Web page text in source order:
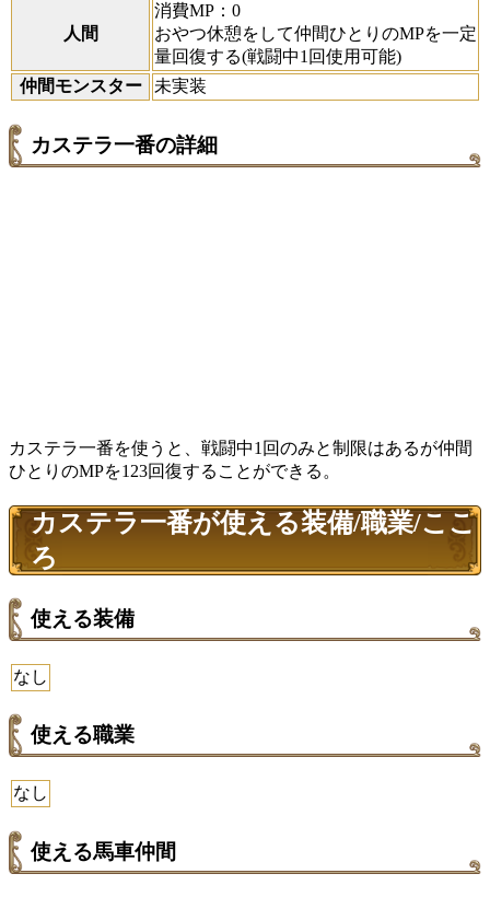
人間
消費MP：0
おやつ休憩をして仲間ひとりのMPを一定
量回復する(戦闘中1回使用可能)
仲間モンスター
未実装
カステラ一番の詳細
カステラ一番を使うと、戦闘中1回のみと制限はあるが仲間
ひとりのMPを123回復することができる。
カステラ一番が使える装備/職業/ここ
ろ
使える装備
なし
使える職業
なし
使える馬車仲間